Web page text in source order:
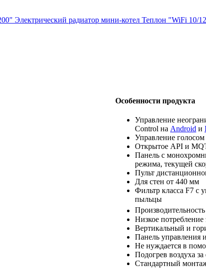
Электрический радиатор мини-котел Теплон "WiFi 10/
Особенности продукта
Управление
Control на Android и
Управление
Открытое API и
Панель с
режима, текущей
Пульт
Для стен от 440 мм
Фильтр класса F7 с
пыльцы
Низкое
Вертикальный и
Панель управления
Не нуждается в
Подогрев воздуха
Стандартный